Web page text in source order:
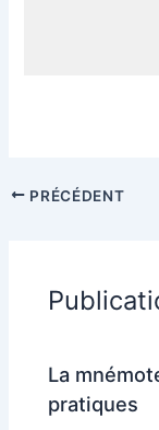
PRÉCÉDENT
La
pratiques